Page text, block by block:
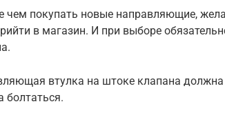
чем покупать новые направляющие,
в магазин. И при выборе
втулка на штоке клапана должна
болтаться.